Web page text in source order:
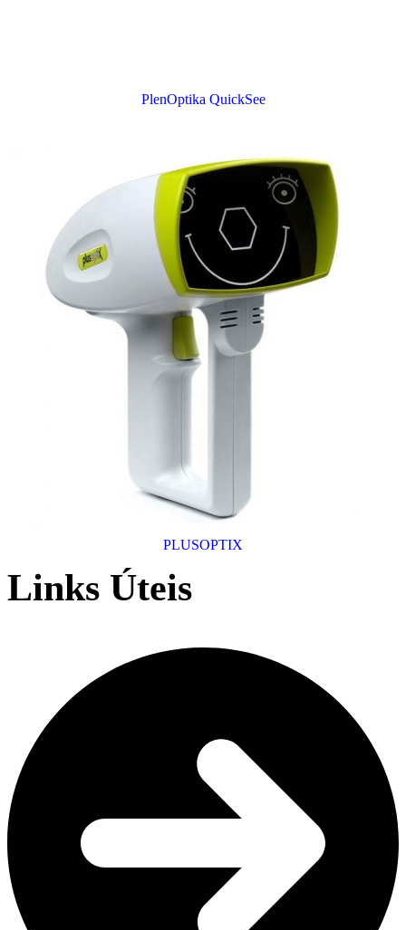
PlenOptika QuickSee
PLUSOPTIX
Links Úteis